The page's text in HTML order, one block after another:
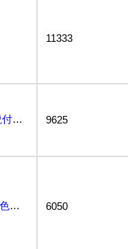
11333
動作保証品 MD メガドライブ ジノーグ GYNOUG メサイヤ MASAYA 箱説付【10... 9625
★ MD メガドライブソフト GYNOUG ジノーグ 箱説付き ※ジャケットに色あせ... 6050